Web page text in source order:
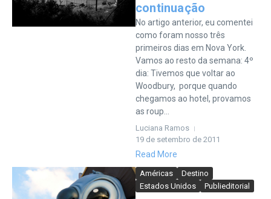
continuação
No artigo anterior, eu comentei
como foram nosso três
primeiros dias em Nova York.
Vamos ao resto da semana: 4º
dia: Tivemos que voltar ao
Woodbury, porque quando
chegamos ao hotel, provamos
as roup...
Luciana Ramos
19 de setembro de 2011
Read More
Américas
Destino
Estados Unidos
Publieditorial